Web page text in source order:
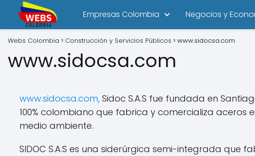
Empresas Colombia Negocios y
Webs Colombia Construcción y Servicios Públicos www.sidocsa.com
www.sidocsa.com
www.sidocsa.com, Sidoc S.A.S fue fundada en
100% colombiano que fabrica y comercializa
medio ambiente.
SIDOC S.A.S es una siderúrgica semi-integrada